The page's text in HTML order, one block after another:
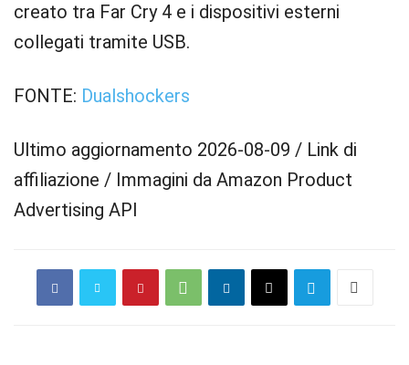
creato tra Far Cry 4 e i dispositivi esterni
collegati tramite USB.
FONTE: Dualshockers
Ultimo aggiornamento 2026-08-09 / Link di
affiliazione / Immagini da Amazon Product
Advertising API